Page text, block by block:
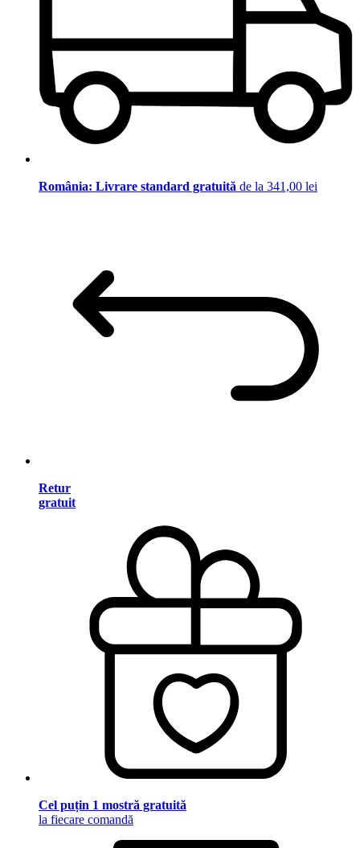
România: Livrare standard gratuită de la 341,00 lei
Retur
gratuit
Cel puțin 1 mostră gratuită
la fiecare comandă